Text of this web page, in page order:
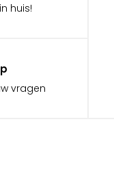
huis!
vragen